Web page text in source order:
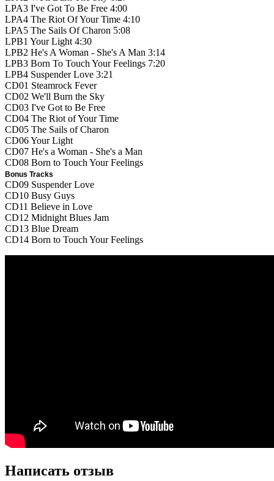
LPA3 I've Got To Be Free 4:00
LPA4 The Riot Of Your Time 4:10
LPA5 The Sails Of Charon 5:08
LPB1 Your Light 4:30
LPB2 He's A Woman - She's A Man 3:14
LPB3 Born To Touch Your Feelings 7:20
LPB4 Suspender Love 3:21
CD01 Steamrock Fever
CD02 We'll Burn the Sky
CD03 I've Got to Be Free
CD04 The Riot of Your Time
CD05 The Sails of Charon
CD06Your Light
CD07 He's a Woman - She's a Man
CD08 Born to Touch Your Feelings
Bonus Tracks
CD09 Suspender Love
CD10 Busy Guys
CD11 Believe in Love
CD12 Midnight Blues Jam
CD13 Blue Dream
CD14 Born to Touch Your Feelings
Написать отзыв